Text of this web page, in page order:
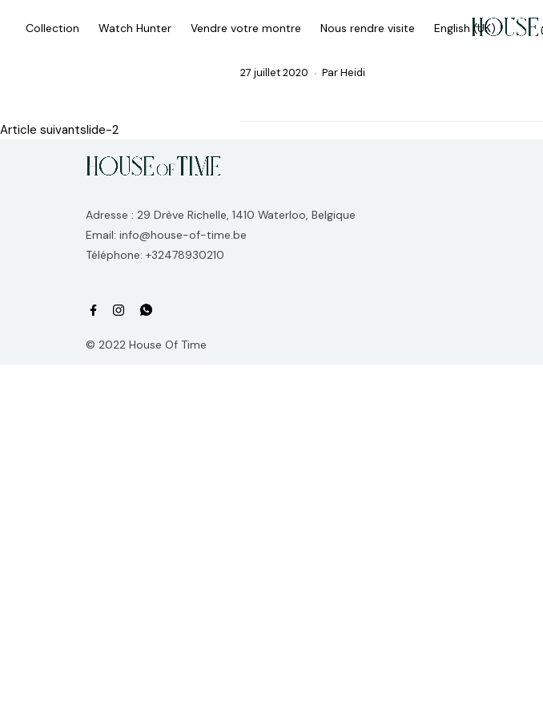
Collection Watch Hunter Vendre votre montre Nous rendre visite English (UK)
slide-1
27 juillet 2020 ParHeidi
Article suivantslide-2
Adresse : 29 Drève Richelle, 1410 Waterloo, Belgique
Email: info@house-of-time.be
Téléphone: +32478930210
© 2022 House Of Time